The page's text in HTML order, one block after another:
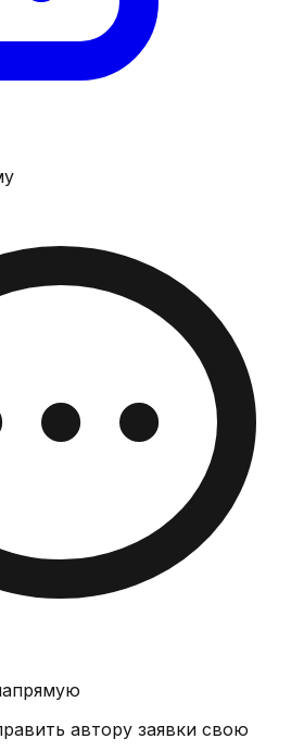
автору заявки свою